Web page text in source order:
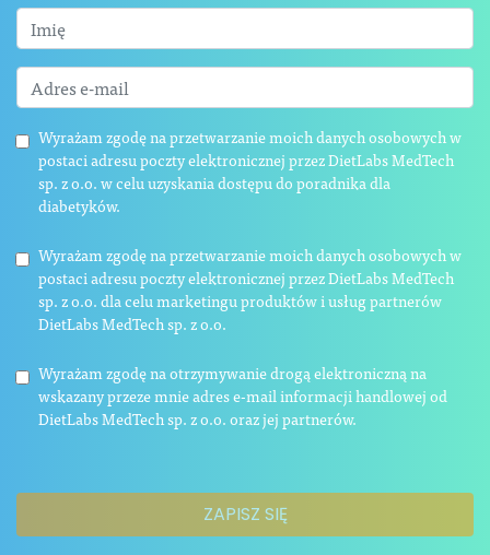
Wyrażam zgodę na przetwarzanie moich danych osobowych w
postaci adresu poczty elektronicznej przez DietLabs MedTech
sp. z o.o. w celu uzyskania dostępu do poradnika dla
diabetyków.
Wyrażam zgodę na przetwarzanie moich danych osobowych w
postaci adresu poczty elektronicznej przez DietLabs MedTech
sp. z o.o. dla celu marketingu produktów i usług partnerów
DietLabs MedTech sp. z o.o.
Wyrażam zgodę na otrzymywanie drogą elektroniczną na
wskazany przeze mnie adres e-mail informacji handlowej od
DietLabs MedTech sp. z o.o. oraz jej partnerów.